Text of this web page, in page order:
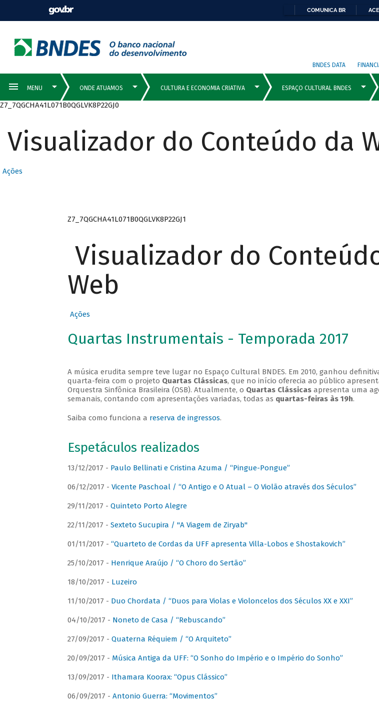
COMUNICA BR
BNDES DATA
Z7_7QGCHA41L071B0QGLVK8P22GJ0
Visualizador do Conteúdo da
Ações
Z7_7QGCHA41L071B0QGLVK8P22GJ1
Visualizador do
Web
Ações
Quartas Instrumentais - Temporada 2017
A música erudita sempre teve lugar no Espaço Cultural BNDES. Em 2010, ganhou
quarta-feira com o projeto Quartas Clássicas, que no início oferecia ao público
Orquestra Sinfônica Brasileira (OSB). Atualmente, o Quartas Clássicasapresenta uma
semanais, contando com apresentações variadas, todas as quartas-feiras às 19h.
Saiba como funciona a reserva de ingressos.
Espetáculos realizados
13/12/2017 - Paulo Bellinati e Cristina Azuma / “Pingue-Pongue”
06/12/2017 - Vicente Paschoal / “O Antigo e O Atual – O Violão através dos Séculos”
29/11/2017 - Quinteto Porto Alegre
22/11/2017 - Sexteto Sucupira / "A Viagem de Ziryab"
01/11/2017 - “Quarteto de Cordas da UFF apresenta Villa-Lobos e Shostakovich”
25/10/2017 - Henrique Araújo / “O Choro do Sertão”
18/10/2017 - Luzeiro
11/10/2017 - Duo Chordata / “Duos para Violas e Violoncelos dos Séculos XX e XXI”
04/10/2017 - Noneto de Casa / “Rebuscando”
27/09/2017 - Quaterna Réquiem / “O Arquiteto”
20/09/2017 - Música Antiga da UFF: “O Sonho do Império e o Império do Sonho”
13/09/2017 - Ithamara Koorax: “Opus Clássico”
06/09/2017 - Antonio Guerra: “Movimentos”